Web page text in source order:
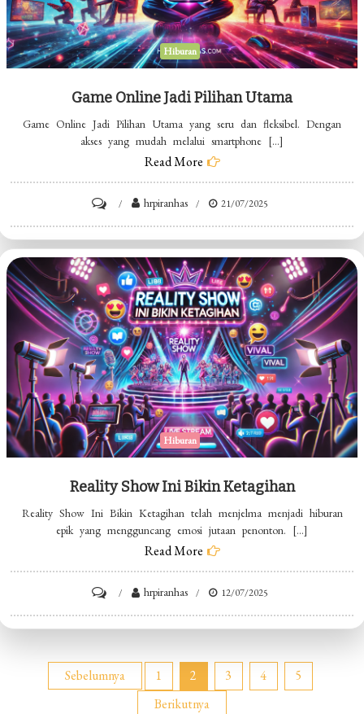
Hiburan
Game Online Jadi Pilihan Utama
Game Online Jadi Pilihan Utama yang seru dan fleksibel. Dengan
akses yang mudah melalui smartphone […]
Read More
Game
Online
Jadi
Pilihan
Utama
hrpiranhas 21/07/2025
Hiburan
Reality Show Ini Bikin Ketagihan
Reality Show Ini Bikin Ketagihan telah menjelma menjadi hiburan
epik yang mengguncang emosi jutaan penonton. […]
Read More
Reality
Ini
Bikin
hrpiranhas 12/07/2025
Paginasi
Sebelumnya 1 2 3 4
5
Berikutnya